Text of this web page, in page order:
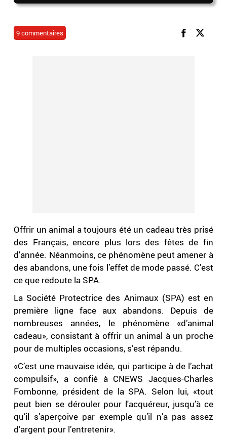
9 commentaires
Offrir un animal a toujours été un cadeau très prisé
des Français, encore plus lors des fêtes de fin
d’année. Néanmoins, ce phénomène peut amener à
des abandons, une fois l’effet de mode passé. C’est
ce que redoute la SPA.
La Société Protectrice des Animaux (SPA) est en
première ligne face aux abandons. Depuis de
nombreuses années, le phénomène «d’animal
cadeau», consistant à offrir un animal à un proche
pour de multiples occasions, s’est répandu.
«C’est une mauvaise idée, qui participe à de l’achat
compulsif», a confié à CNEWS Jacques-Charles
Fombonne, président de la SPA. Selon lui, «tout
peut bien se dérouler pour l'acquéreur, jusqu’à ce
qu’il s’aperçoive par exemple qu’il n’a pas assez
d’argent pour l’entretenir».